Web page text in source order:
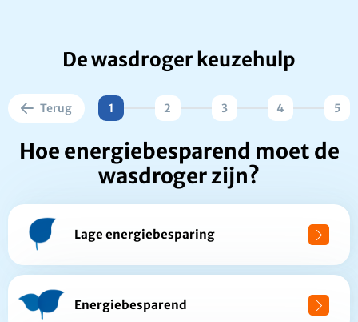
De wasdroger keuzehulp
Terug 1 2 3 4 5
Hoe energiebesparend moet de
wasdroger zijn?
Lage energiebesparing
Energiebesparend